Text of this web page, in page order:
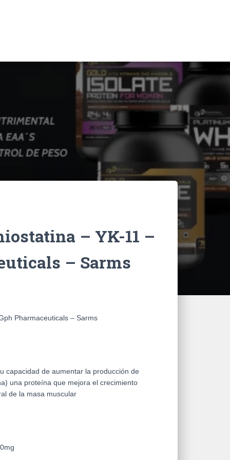
– YK-11 –
– Sarms
Pharmaceuticals – Sarms
capacidad de aumentar la producción de
una proteína que mejora el crecimiento
de la masa muscular